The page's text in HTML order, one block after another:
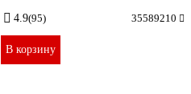
4.9(95) 35589210
В корзину